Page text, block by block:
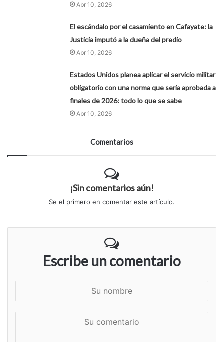
Abr 10, 2026
El escándalo por el casamiento en Cafayate: la
Justicia imputó a la dueña del predio
Abr 10, 2026
Estados Unidos planea aplicar el servicio militar
obligatorio con una norma que sería aprobada a
finales de 2026: todo lo que se sabe
Abr 10, 2026
Comentarios
¡Sin comentarios aún!
Se el primero en comentar este artículo.
Escribe un comentario